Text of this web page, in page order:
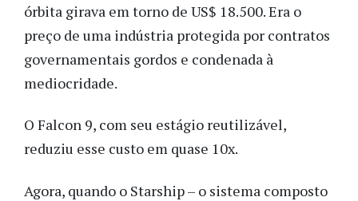
órbita girava em torno de US$ 18.500. Era o
preço de uma indústria protegida por contratos
governamentais gordos e condenada à
mediocridade.
O Falcon 9, com seu estágio reutilizável,
reduziu esse custo em quase 10x.
Agora, quando o Starship – o sistema composto